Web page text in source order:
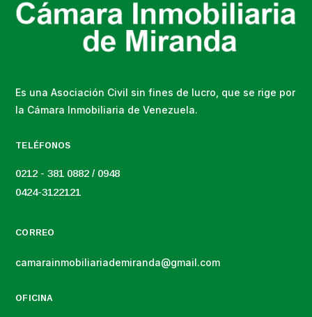
Es una Asociación Civil sin fines de lucro, que se rige por
la Cámara Inmobiliaria de Venezuela.
TELÉFONOS
0212 - 381 0882 / 0948
0424-3122121
CORREO
camarainmobiliariademiranda@gmail.com
OFICINA